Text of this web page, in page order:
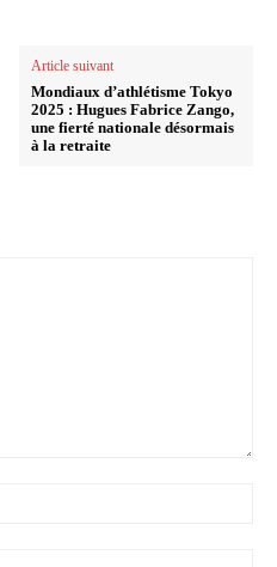
Article suivant
Mondiaux d’athlétisme Tokyo
2025 : Hugues Fabrice Zango,
une fierté nationale désormais
à la retraite